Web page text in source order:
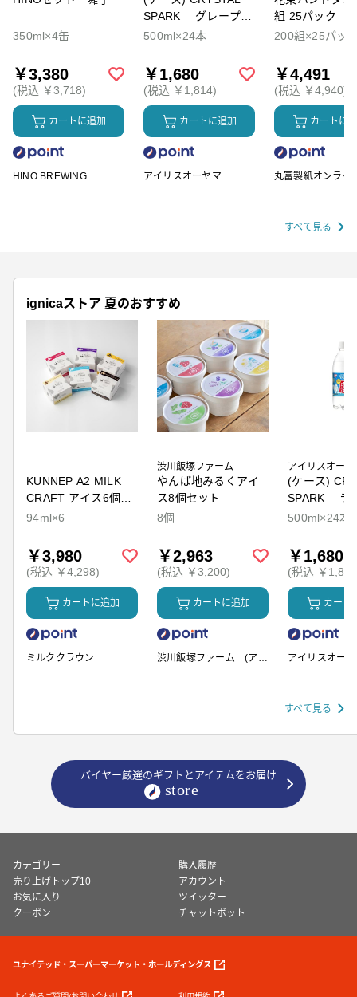
350ml×4缶
￥3,380
(税込 ￥3,718)
カートに追加
HINO BREWING
SPARK グレープソ
ーダ
500ml×24本
￥1,680
(税込 ￥1,814)
カートに追加
アイリスオーヤマ
組 25パック
200組×25パッ
￥4,491
(税込 ￥4,940)
カートに
丸富製紙オンライ
すべて見る
ignicaストア 夏のおすすめ
KUNNEP A2 MILK
CRAFT アイス6個セ
ット
94ml×6
￥3,980
(税込 ￥4,298)
カートに追加
ミルククラウン
渋川飯塚ファーム
やんば地みるくアイ
ス8個セット
8個
￥2,963
(税込 ￥3,200)
カートに追加
渋川飯塚ファーム (アイ
アイリスオーヤ
(ケース)
SPARK ラ
500ml×24本
￥1,680
(税込 ￥
カート
アイリスオー
すべて見る
バイヤー厳選のギフトとアイテムをお届け
カテゴリー
購入履歴
売り上げトップ10
アカウント
お気に入り
ツイッター
クーポン
チャットボット
ユナイテッド・スーパーマーケット・ホールディングス